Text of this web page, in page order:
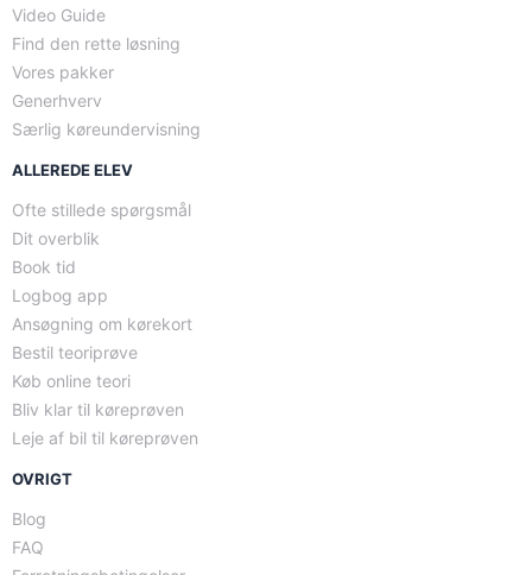
Video Guide
Find den rette løsning
Vores pakker
Generhverv
Særlig køreundervisning
ALLEREDE ELEV
Ofte stillede spørgsmål
Dit overblik
Book tid
Logbog app
Ansøgning om kørekort
Bestil teoriprøve
Køb online teori
Bliv klar til køreprøven
Leje af bil til køreprøven
OVRIGT
Blog
FAQ